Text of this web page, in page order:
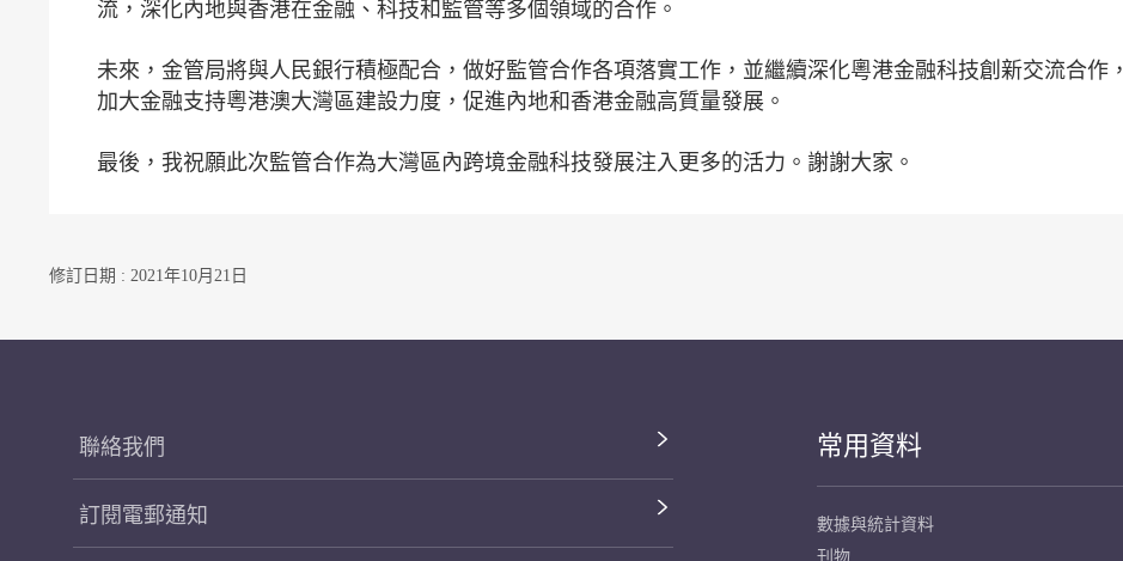
流，深化內地與香港在金融、科技和監管等多個領域的合作。
未來，金管局將與人民銀行積極配合，做好監管合作各項落實工作，並繼續深化粵港金融科技創新交流合作，
加大金融支持粵港澳大灣區建設力度，促進內地和香港金融高質量發展。
最後，我祝願此次監管合作為大灣區內跨境金融科技發展注入更多的活力。謝謝大家。
修訂日期 : 2021年10月21日
聯絡我們
訂閱電郵通知
常用資料
數據與統計資料
刊物